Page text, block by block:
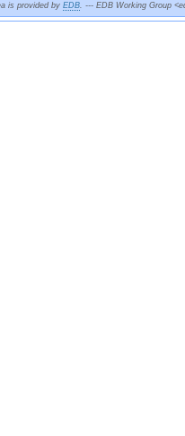
is provided by EDB. --- EDB Working Group